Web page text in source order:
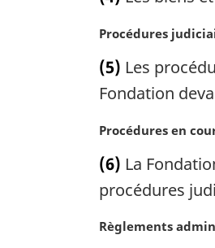
n
l
e
m
a
r
g
n
l
e
N
t
e
a
g
n
a
Procédures
(5) Les
Fondation
N
t
e
m
a
Procédures en
(6) La
procédures
N
Règlements